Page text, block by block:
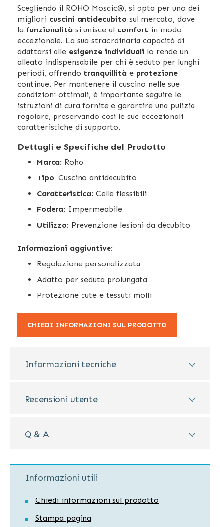
Scegliendo il ROHO Mosaic®, si opta per uno dei
migliori cuscini antidecubito sul mercato, dove
la funzionalità si unisce al comfort in modo
eccezionale. La sua straordinaria capacità di
adattarsi alle esigenze individuali lo rende un
alleato indispensabile per chi è seduto per lunghi
periodi, offrendo tranquillità e protezione
continue. Per mantenere il cuscino nelle sue
condizioni ottimali, è importante seguire le
istruzioni di cura fornite e garantire una pulizia
regolare, preservando così le sue eccezionali
caratteristiche di supporto.
Dettagli e Specifiche del Prodotto
Marca: Roho
Tipo: Cuscino antidecubito
Caratteristica: Celle flessibili
Fodera: Impermeabile
Utilizzo: Prevenzione lesioni da decubito
Informazioni aggiuntive:
Regolazione personalizzata
Adatto per seduta prolungata
Protezione cute e tessuti molli
CHIEDI INFORMAZIONI SUL PRODOTTO
Informazioni tecniche
Recensioni utente
Q & A
Informazioni utili
Chiedi informazioni sul prodotto
Stampa pagina